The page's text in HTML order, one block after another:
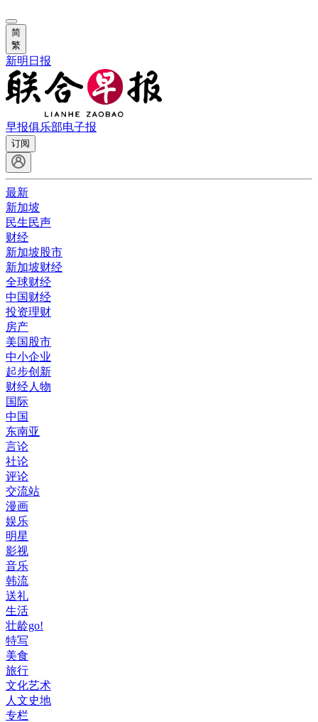
简
繁
新明日报
早报俱乐部电子报
订阅
最新
新加坡
民生民声
财经
新加坡股市
新加坡财经
全球财经
中国财经
投资理财
房产
美国股市
中小企业
起步创新
财经人物
国际
中国
东南亚
言论
社论
评论
交流站
漫画
娱乐
明星
影视
音乐
韩流
送礼
生活
壮龄go!
特写
美食
旅行
文化艺术
人文史地
专栏